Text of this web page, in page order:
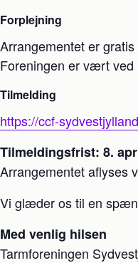
Forplejning
Arrangementet er
Foreningen er vært ved
Tilmelding
https://ccf-
Tilmeldingsfrist: 8.
Arrangementet aflyses
Vi glæder os til en
Med venlig hilsen
Tarmforeningen